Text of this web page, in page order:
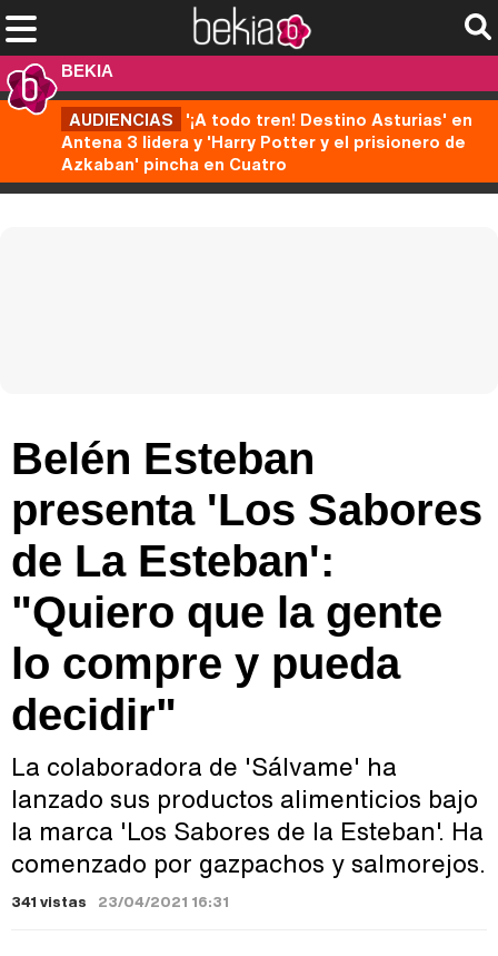
BEKIA
AUDIENCIAS '¡A todo tren! Destino Asturias' en
Antena 3 lidera y 'Harry Potter y el prisionero de
Azkaban' pincha en Cuatro
Belén Esteban
presenta 'Los Sabores
de La Esteban':
"Quiero que la gente
lo compre y pueda
decidir"
La colaboradora de 'Sálvame' ha
lanzado sus productos alimenticios bajo
la marca 'Los Sabores de la Esteban'. Ha
comenzado por gazpachos y salmorejos.
341 vistas 23/04/2021 16:31